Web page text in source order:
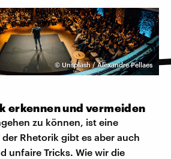
© Unsplash / Alexandre Pellaes
erkennen und vermeiden
zu können, ist eine
Rhetorik gibt es aber auch
unfaire Tricks. Wie wir die